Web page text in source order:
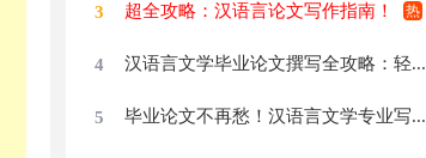
3 超全攻略：汉语言论文写作指南！
4 汉语言文学毕业论文撰写全攻略：轻...
5 毕业论文不再愁！汉语言文学专业写...